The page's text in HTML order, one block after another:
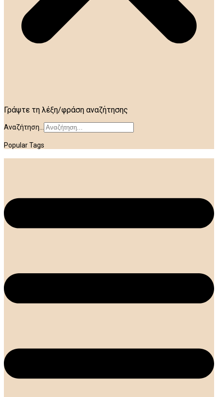
Γράψτε τη λέξη/φράση αναζήτησης
Αναζήτηση...
Popular Tags